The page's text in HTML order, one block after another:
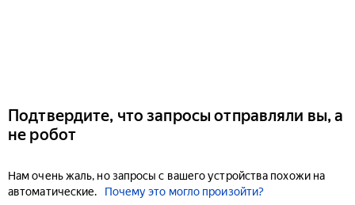
Подтвердите, что запросы отправляли вы, а
не робот
Нам очень жаль, но запросы с вашего устройства похожи на
автоматические.
Почему это могло произойти?